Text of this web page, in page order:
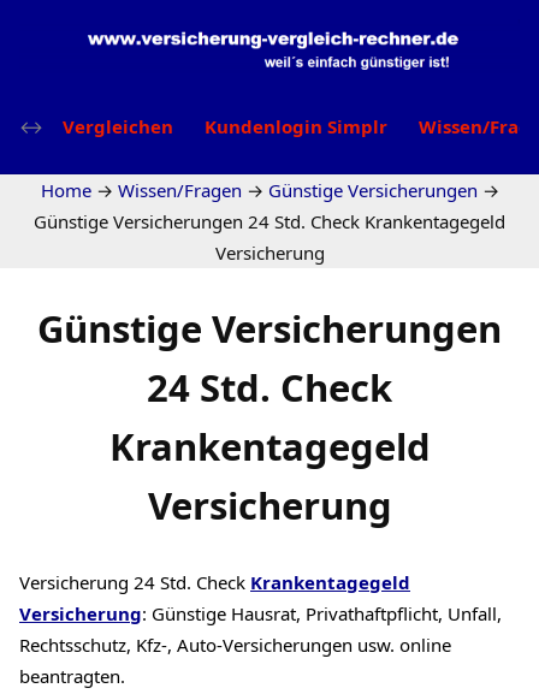
Vergleichen Kundenlogin Simplr Wissen/
Home → Wissen/Fragen → Günstige Versicherungen →
Günstige Versicherungen 24 Std. Check Krankentagegeld
Versicherung
Günstige Versicherungen
24 Std. Check
Krankentagegeld
Versicherung
Versicherung 24 Std. Check Krankentagegeld
Versicherung: Günstige Hausrat, Privathaftpflicht, Unfall,
Rechtsschutz, Kfz-, Auto-Versicherungen usw. online
beantragten.